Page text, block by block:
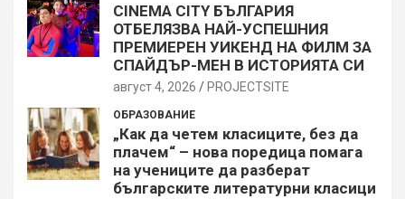
CINEMA CITY БЪЛГАРИЯ
ОТБЕЛЯЗВА НАЙ-УСПЕШНИЯ
ПРЕМИЕРЕН УИКЕНД НА ФИЛМ ЗА
СПАЙДЪР-МЕН В ИСТОРИЯТА СИ
август 4, 2026 PROJECTSITЕ
ОБРАЗОВАНИЕ
„Как да четем класиците, без да
плачем“ – нова поредица помага
на учениците да разберат
българските литературни класици